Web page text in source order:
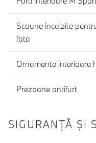
Scaune incalzite
fata
Ornamente interioare
Prezoane antifurt
SIGURANŢĂ ŞI